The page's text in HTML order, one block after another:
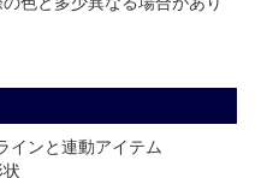
インと連動アイテム
状